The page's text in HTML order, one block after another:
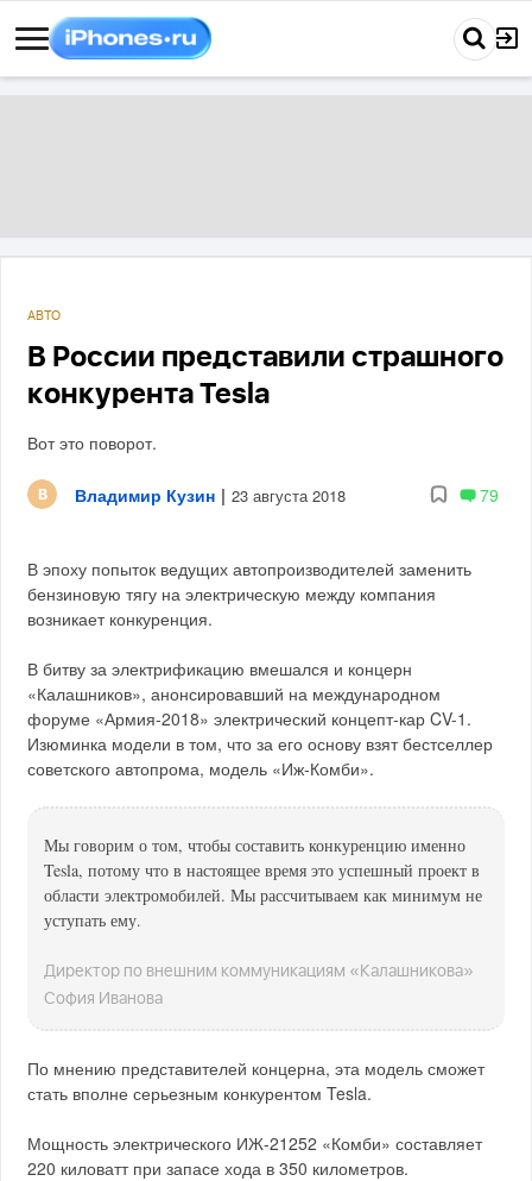
АВТО
В России представили страшного
конкурента Tesla
Вот это поворот.
Владимир Кузин | 23 августа 2018 79
В эпоху попыток ведущих автопроизводителей заменить
бензиновую тягу на электрическую между компания
возникает конкуренция.
В битву за электрификацию вмешался и концерн
«Калашников», анонсировавший на международном
форуме «Армия-2018» электрический концепт-кар CV-1.
Изюминка модели в том, что за его основу взят бестселлер
советского автопрома, модель «Иж-Комби».
Мы говорим о том, чтобы составить конкуренцию именно
Tesla, потому что в настоящее время это успешный проект в
области электромобилей. Мы рассчитываем как минимум не
уступать ему.
Директор по внешним коммуникациям «Калашникова»
София Иванова
По мнению представителей концерна, эта модель сможет
стать вполне серьезным конкурентом Tesla.
Мощность электрического ИЖ-21252 «Комби» составляет
220 киловатт при запасе хода в 350 километров.